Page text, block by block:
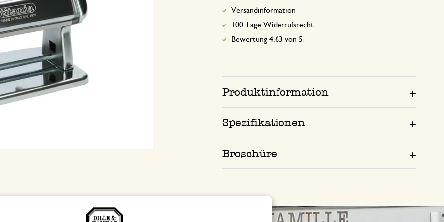
Versandinformation
100 Tage Widerrufsrecht
Bewertung 4.63 von 5
Produktinformation
Spezifikationen
Broschüre